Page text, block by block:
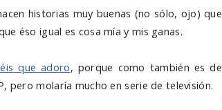
historias muy buenas (no sólo, ojo) que
éso igual es cosa mía y mis ganas.
que adoro, porque como también es de
pero molaría mucho en serie de televisión.